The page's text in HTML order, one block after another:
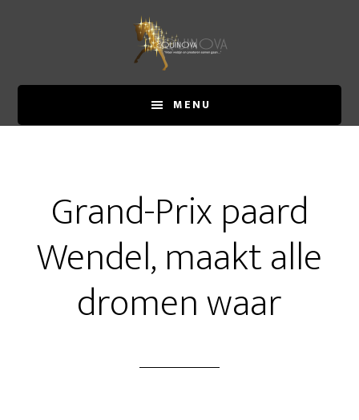
hoofd
eerste
voettekst
MENU
Grand-Prix paard
Wendel, maakt alle
dromen waar